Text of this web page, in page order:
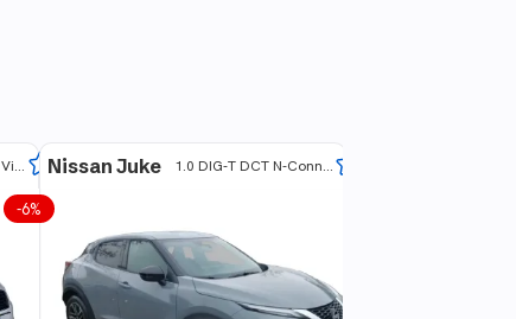
FR 1.0 TSI 7-Gang DSG Virtual Cockpit Sitz
-6%
Nissan Juke 1.0 DIG-T DCT N-Connecta